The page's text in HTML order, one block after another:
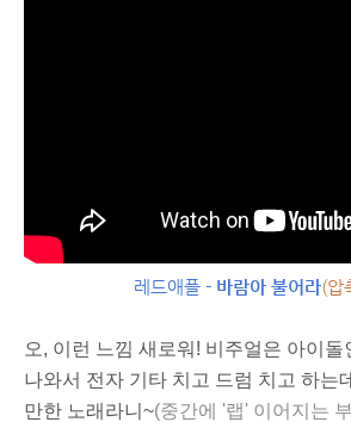
레드애플 - 바람아 불어라(압
오, 이런 느낌 새로워! 비주얼은 아이돌
나와서 전자 기타 치고 드럼 치고 하는
만한 노래라니~(중간에 '랩' 이어지는